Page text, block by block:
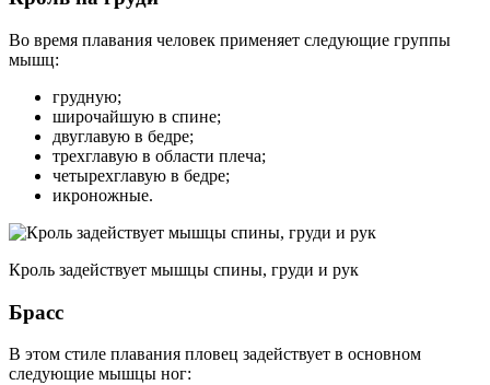
Во время плавания человек применяет следующие группы
мышц:
грудную;
широчайшую в спине;
двуглавую в бедре;
трехглавую в области плеча;
четырехглавую в бедре;
икроножные.
Кроль задействует мышцы спины, груди и рук
Брасс
В этом стиле плавания пловец задействует в основном
следующие мышцы ног: